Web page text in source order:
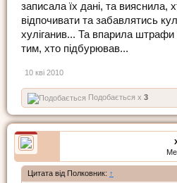
записала їх дані, та вияснила,
відпочивати та забавлятись
хуліганив... Та впарила штрафи
тим, хто підбурював...
10 кві 2010
Подобається x 3
Цитата від Полковник: ↑